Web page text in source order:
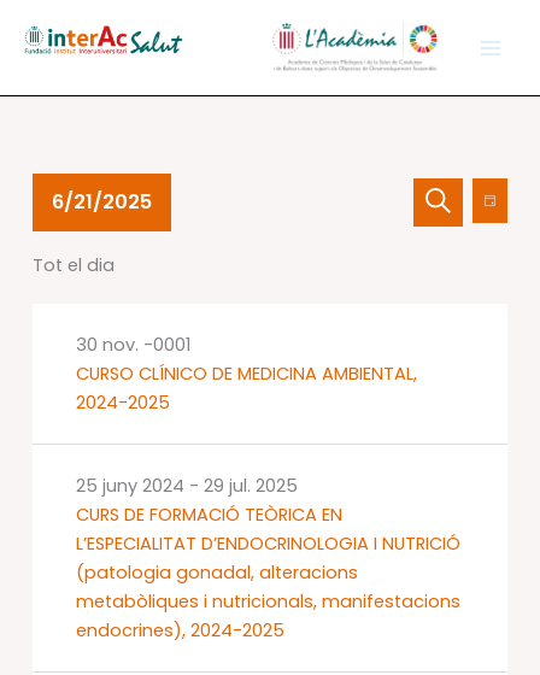
Esdeveniments
juny
Navegació
visualCercade
Dia
6/21/2025
una
Tot el dia
CURSO CLÍNICO DE MEDICINA AMBIENTAL,
2024-2025
30 nov. -0001
CURS DE FORMACIÓ TEÒRICA EN
L’ESPECIALITAT D’ENDOCRINOLOGIA I NUTRICIÓ
(patologia gonadal, alteracions
metabòliques i nutricionals, manifestacions
endocrines), 2024-2025
25 juny 2024 - 29 jul. 2025